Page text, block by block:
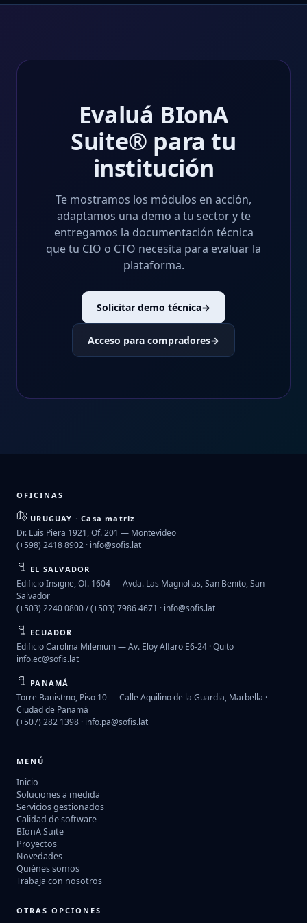
Evaluá BIonA
Suite® para tu
institución
Te mostramos los módulos en acción,
adaptamos una demo a tu sector y te
entregamos la documentación técnica
que tu CIO o CTO necesita para evaluar la
plataforma.
Solicitar demo técnica→
Acceso para compradores→
OFICINAS
URUGUAY · Casa matriz
Dr. Luis Piera 1921, Of. 201 — Montevideo
(+598) 2418 8902 · info@sofis.lat
EL SALVADOR
Edificio Insigne, Of. 1604 — Avda. Las Magnolias, San Benito, San
Salvador
(+503) 2240 0800 / (+503) 7986 4671 · info@sofis.lat
ECUADOR
Edificio Carolina Milenium — Av. Eloy Alfaro E6-24 · Quito
info.ec@sofis.lat
PANAMÁ
Torre Banistmo, Piso 10 — Calle Aquilino de la Guardia, Marbella ·
Ciudad de Panamá
(+507) 282 1398 · info.pa@sofis.lat
MENÚ
Inicio
Soluciones a medida
Servicios gestionados
Calidad de software
BIonA Suite
Proyectos
Novedades
Quiénes somos
Trabaja con nosotros
OTRAS OPCIONES